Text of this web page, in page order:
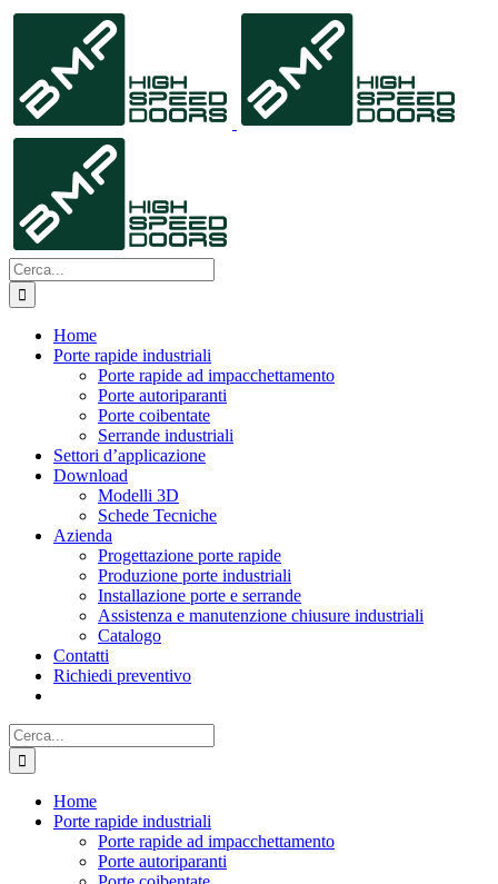
Salta
contenuto
Cerca
per:
Home
Porte rapide industriali
Porte rapide ad impacchettamento
Porte autoriparanti
Porte coibentate
Serrande industriali
Settori d’applicazione
Download
Modelli 3D
Schede Tecniche
Azienda
Progettazione porte rapide
Produzione porte industriali
Installazione porte e serrande
Assistenza e manutenzione chiusure industriali
Catalogo
Contatti
Richiedi preventivo
Cerca
per:
Home
Porte rapide industriali
Porte rapide ad impacchettamento
Porte autoriparanti